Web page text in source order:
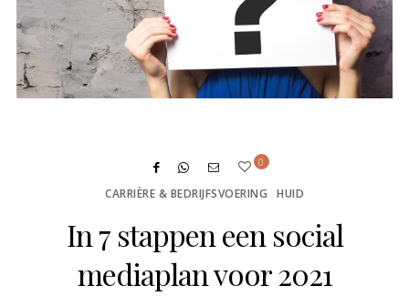
0
CARRIÈRE & BEDRIJFSVOERING HUID
In 7 stappen een social
mediaplan voor 2021